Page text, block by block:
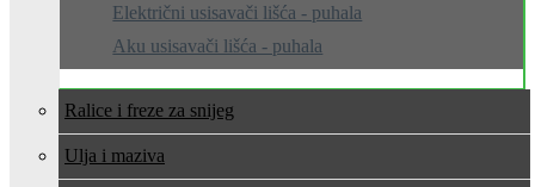
Električni usisavači lišća - puhala
Aku usisavači lišća - puhala
Ralice i freze za snijeg
Ulja i maziva